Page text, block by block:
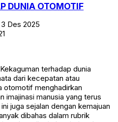
DUNIA OTOMOTIF
Des 2025
terhadap dunia
dari kecepatan atau
otomotif menghadirkan
imajinasi manusia yang terus
juga sejalan dengan kemajuan
dibahas dalam rubrik